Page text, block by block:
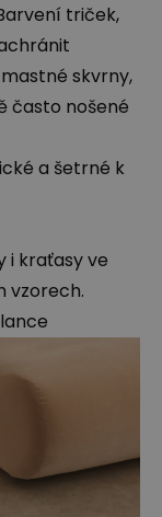
triček,
skvrny,
často nošené
a šetrné k
i kraťasy ve
vzorech.